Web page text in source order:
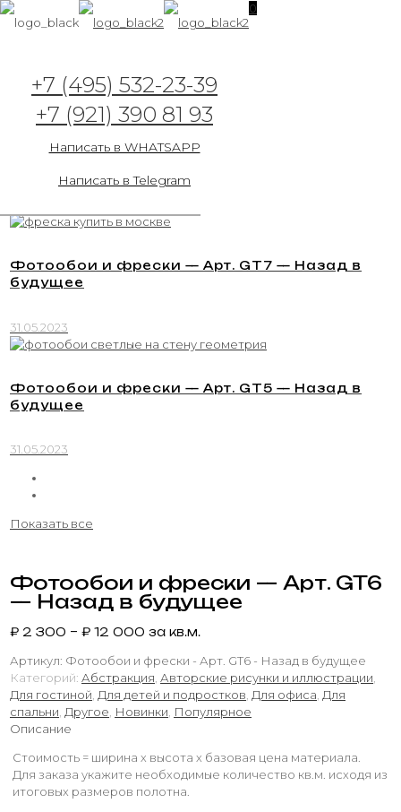
+7 (495) 532-23-39
+7 (921) 390 81 93
Написать в WHATSAPP
Написать в Telegram
0
Фотообои и фрески — Арт. GT7 — Назад в
будущее
31.05.2023
Фотообои и фрески — Арт. GT5 — Назад в
будущее
31.05.2023
Показать все
Фотообои и фрески — Арт. GT6
— Назад в будущее
₽ 2 300 – ₽ 12 000 за кв.м.
Артикул: Фотообои и фрески - Арт. GT6 - Назад в будущее
Категорий: Абстракция, Авторские рисунки и иллюстрации,
Для гостиной, Для детей и подростков, Для офиса, Для
спальни, Другое, Новинки, Популярное
Описание
Стоимость = ширина х высота х базовая цена материала.
Для заказа укажите необходимые количество кв.м. исходя из
итоговых размеров полотна.